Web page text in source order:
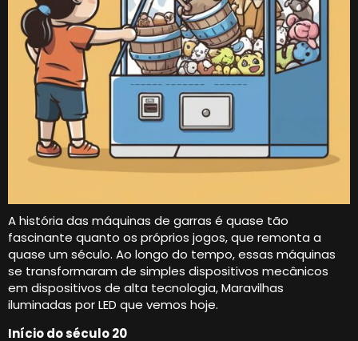
A história das máquinas de garras é quase tão
fascinante quanto os próprios jogos, que remonta a
quase um século. Ao longo do tempo, essas máquinas
se transformaram de simples dispositivos mecânicos
em dispositivos de alta tecnologia, Maravilhas
iluminadas por LED que vemos hoje.
Início do século 20